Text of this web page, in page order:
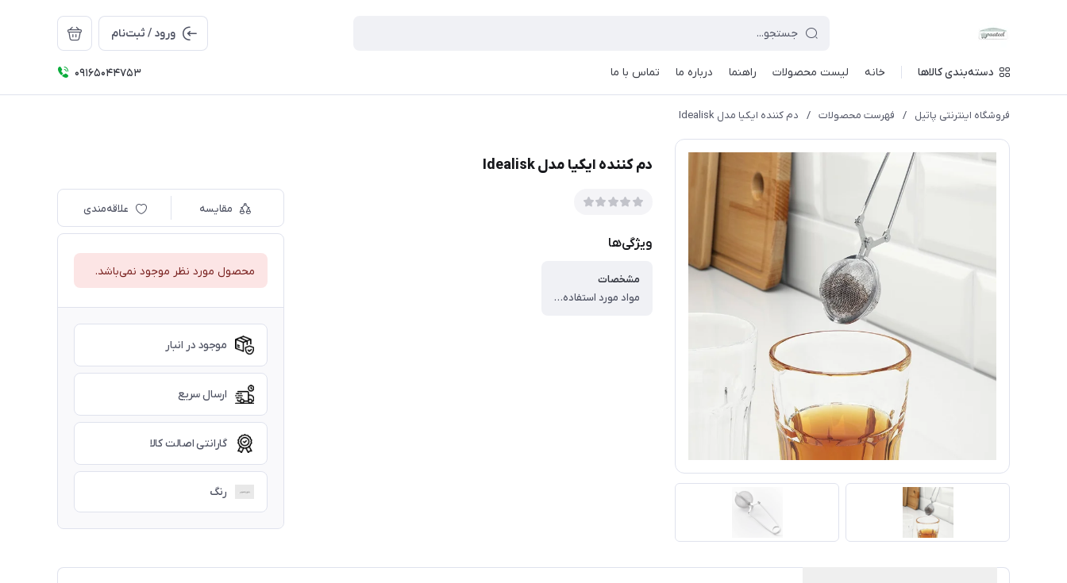
ورود / ثبت‌نام
دسته‌بندی کالاها خانه لیست محصولات راهنما درباره ما تماس با ما 09165044753
فروشگاه اینترنتی پاتیل / فهرست محصولات / دم کننده ایکیا مدل Idealisk
دم کننده ایکیا مدل Idealisk
ویژگی‌ها
مشخصات
مواد مورد استفاده : ، فولاد ضد زنگ ، نحوه نگهداری : ، قابل شستشو در ماشین ظرفشویی.
مقایسه علاقه‌مندی
محصول مورد نظر موجود نمی‌باشد.
موجود در انبار
ارسال سریع
گارانتی اصالت کالا
رنگ